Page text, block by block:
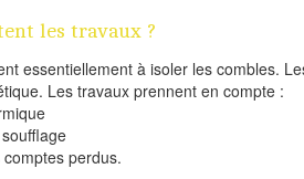
les travaux ?
essentiellement à isoler les combles.
Les travaux prennent en compte :
perdus.